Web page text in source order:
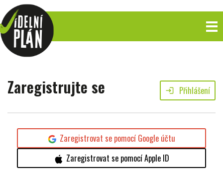
Zaregistrujte se login Přihlášení
Zaregistrovat se pomocí Google účtu
Zaregistrovat se pomocí Apple ID